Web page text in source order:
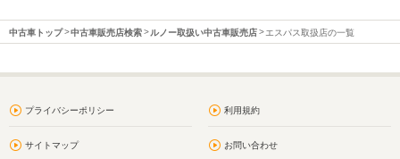
中古車トップ 中古車販売店検索 ルノー取扱い中古車販売店 エスパス取扱店の一覧
プライバシーポリシー 利用規約
サイトマップ お問い合わせ